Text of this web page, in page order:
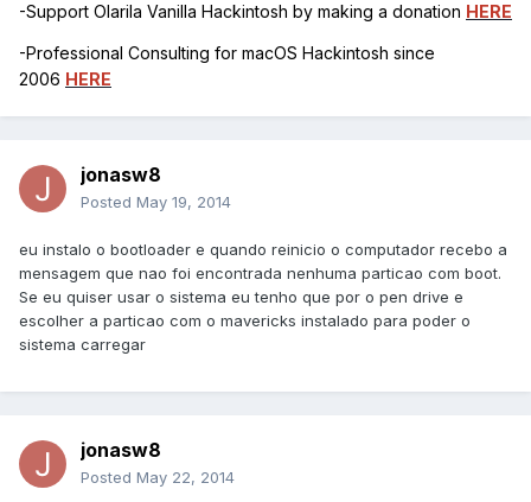
-Support Olarila Vanilla Hackintosh by making a donation HERE
-Professional Consulting for macOS Hackintosh since
2006 HERE
jonasw8
Posted May 19, 2014
eu instalo o bootloader e quando reinicio o computador recebo a
mensagem que nao foi encontrada nenhuma particao com boot.
Se eu quiser usar o sistema eu tenho que por o pen drive e
escolher a particao com o mavericks instalado para poder o
sistema carregar
jonasw8
Posted May 22, 2014